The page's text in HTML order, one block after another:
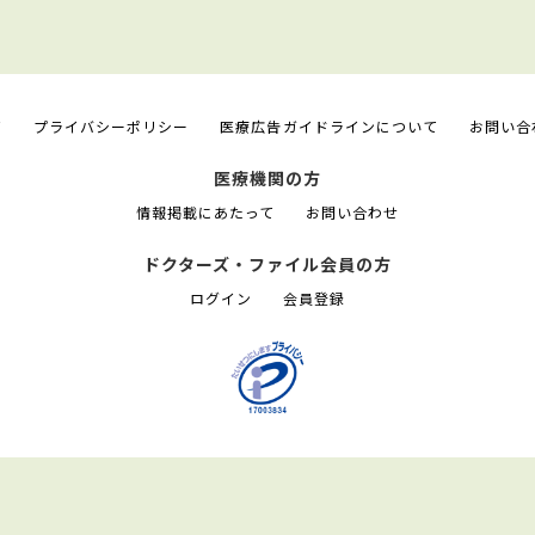
プライバシーポリシー 医療広告ガイドラインについて お問い合
医療機関の方
情報掲載にあたって お問い合わせ
ドクターズ・ファイル会員の方
ログイン 会員登録